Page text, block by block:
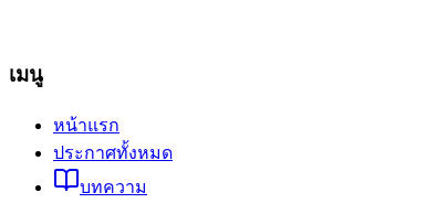
เมนู
หน้าแรก
ประกาศทั้งหมด
บทความ